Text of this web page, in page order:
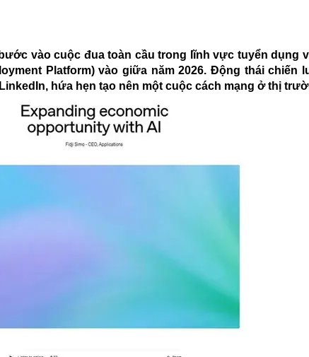
vào cuộc đua toàn cầu trong lĩnh vực tuyển dụng
Platform) vào giữa năm 2026. Động thái
hứa hẹn tạo nên một cuộc cách mạng ở thị